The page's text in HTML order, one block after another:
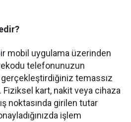
mobil uygulama üzerinden
telefonunuzun
gerçekleştirdiğiniz temassız
kart, nakit veya cihaza
noktasında girilen tutar
işlem